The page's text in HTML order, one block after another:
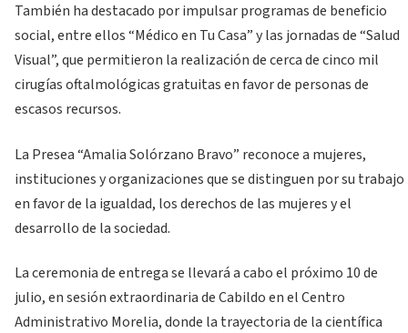
También ha destacado por impulsar programas de beneficio
social, entre ellos “Médico en Tu Casa” y las jornadas de “Salud
Visual”, que permitieron la realización de cerca de cinco mil
cirugías oftalmológicas gratuitas en favor de personas de
escasos recursos.
La Presea “Amalia Solórzano Bravo” reconoce a mujeres,
instituciones y organizaciones que se distinguen por su trabajo
en favor de la igualdad, los derechos de las mujeres y el
desarrollo de la sociedad.
La ceremonia de entrega se llevará a cabo el próximo 10 de
julio, en sesión extraordinaria de Cabildo en el Centro
Administrativo Morelia, donde la trayectoria de la científica